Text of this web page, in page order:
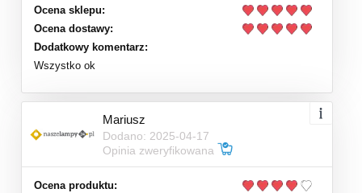
Ocena sklepu:
Ocena dostawy:
Dodatkowy komentarz:
Wszystko ok
Mariusz
Dodano: 2025-04-17
Opinia zweryfikowana
Ocena produktu: